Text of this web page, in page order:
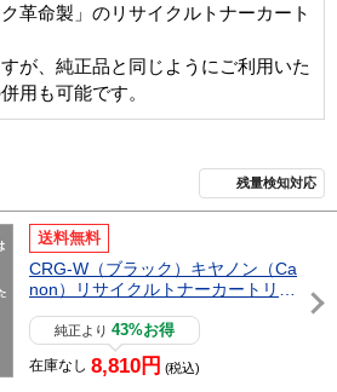
革命製」のリサイクルトナーカート
が、純正品と同じようにご利用いた
用も可能です。
残量検知対応
送料無料
CRG-W（ブラック）キヤノン（Ca
non）リサイクルトナーカートリッ
純正より43%お得
在庫なし 8,810円 (税込)